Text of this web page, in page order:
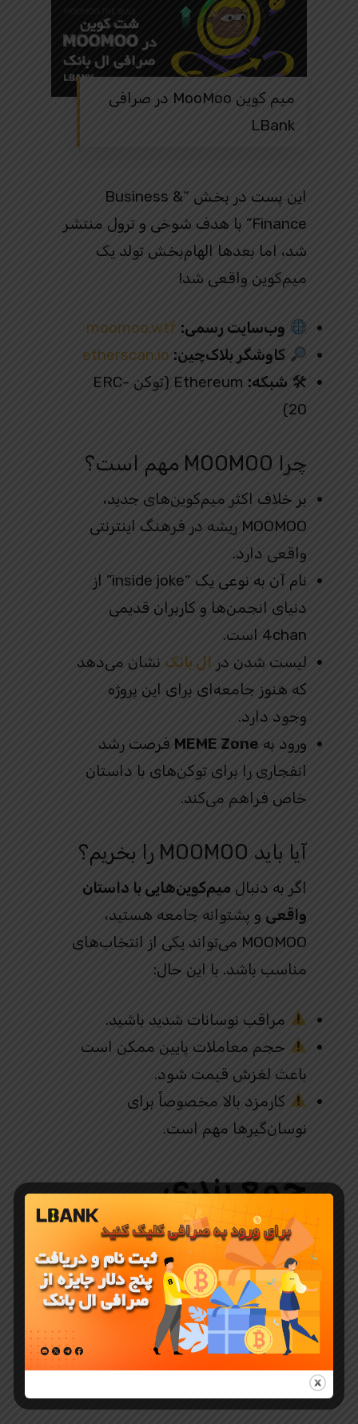
میم کوین MooMoo در صرافی
LBank
این پست در بخش “Business &
Finance” با هدف شوخی و ترول منتشر
شد، اما بعدها الهام‌بخش تولد یک
میم‌کوین واقعی شد!
وب‌سایت رسمی: moomoo.wtf
کاوشگر بلاک‌چین: etherscan.io
🛠 شبکه:
Ethereum (توکن ERC-
20)
چرا MOOMOO مهم است؟
بر خلاف اکثر میم‌کوین‌های جدید،
MOOMOO ریشه در فرهنگ اینترنتی
واقعی دارد.
نام آن به‌ نوعی یک “inside joke” از
دنیای انجمن‌ها و کاربران قدیمی
4chan است.
لیست شدن در ال بانک نشان می‌دهد
که هنوز جامعه‌ای برای این پروژه
وجود دارد.
ورود به MEME Zone فرصت رشد
انفجاری را برای توکن‌های با داستان
خاص فراهم می‌کند.
آیا باید MOOMOO را بخریم؟
اگر به دنبال میم‌کوین‌هایی با داستان
واقعی و پشتوانه جامعه هستید،
MOOMOO می‌تواند یکی از انتخاب‌های
مناسب باشد. با این حال:
مراقب نوسانات شدید باشید.
حجم معاملات پایین ممکن است
باعث لغزش قیمت شود.
کارمزد بالا مخصوصاً برای
نوسان‌گیرها مهم است.
جمع‌ بندی
MOOMOOشاید یک شوخی اینترنتی
باشد، اما حالا به یک دارایی واقعی در بازار
رمزارز تبدیل شده است.
لیست شدن این توکن در صرافی معتبری
مثلLBank، آن را وارد مرحله جدیدی از